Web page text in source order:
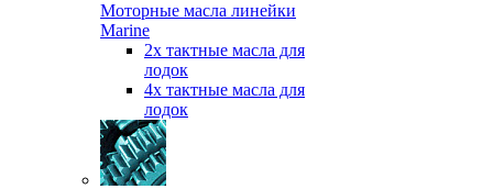
Моторные масла линейки
Marine
2х тактные масла для
лодок
4х тактные масла для
лодок